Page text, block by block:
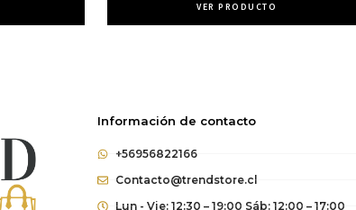
VER PRODUCTO
Información de contacto
+56956822166
Contacto@trendstore.cl
Lun - Vie: 12:30 – 19:00 Sáb: 12:00 – 17:00